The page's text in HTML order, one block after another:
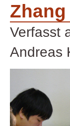
Verfasst
Andreas